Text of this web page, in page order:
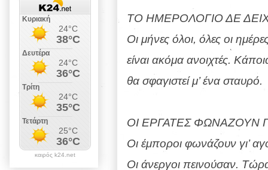
ΤΟ ΗΜΕΡΟΛΟΓΙΟ ΔΕ
Οι μήνες όλοι, όλες οι
είναι ακόμα ανοιχτές.
θα σφαγιστεί μ’ ένα σταυρό.
ΟΙ ΕΡΓΑΤΕΣ ΦΩΝΑΖΟΥΝ
Οι έμποροι φωνάζουν γι’
Οι άνεργοι πεινούσαν.
καιρός k24.net